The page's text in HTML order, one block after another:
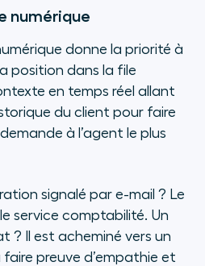
numérique
donne la priorité à
position dans la file
en temps réel allant
du client pour faire
à l’agent le plus
signalé par e-mail ? Le
service comptabilité. Un
? Il est acheminé vers un
preuve d’empathie et